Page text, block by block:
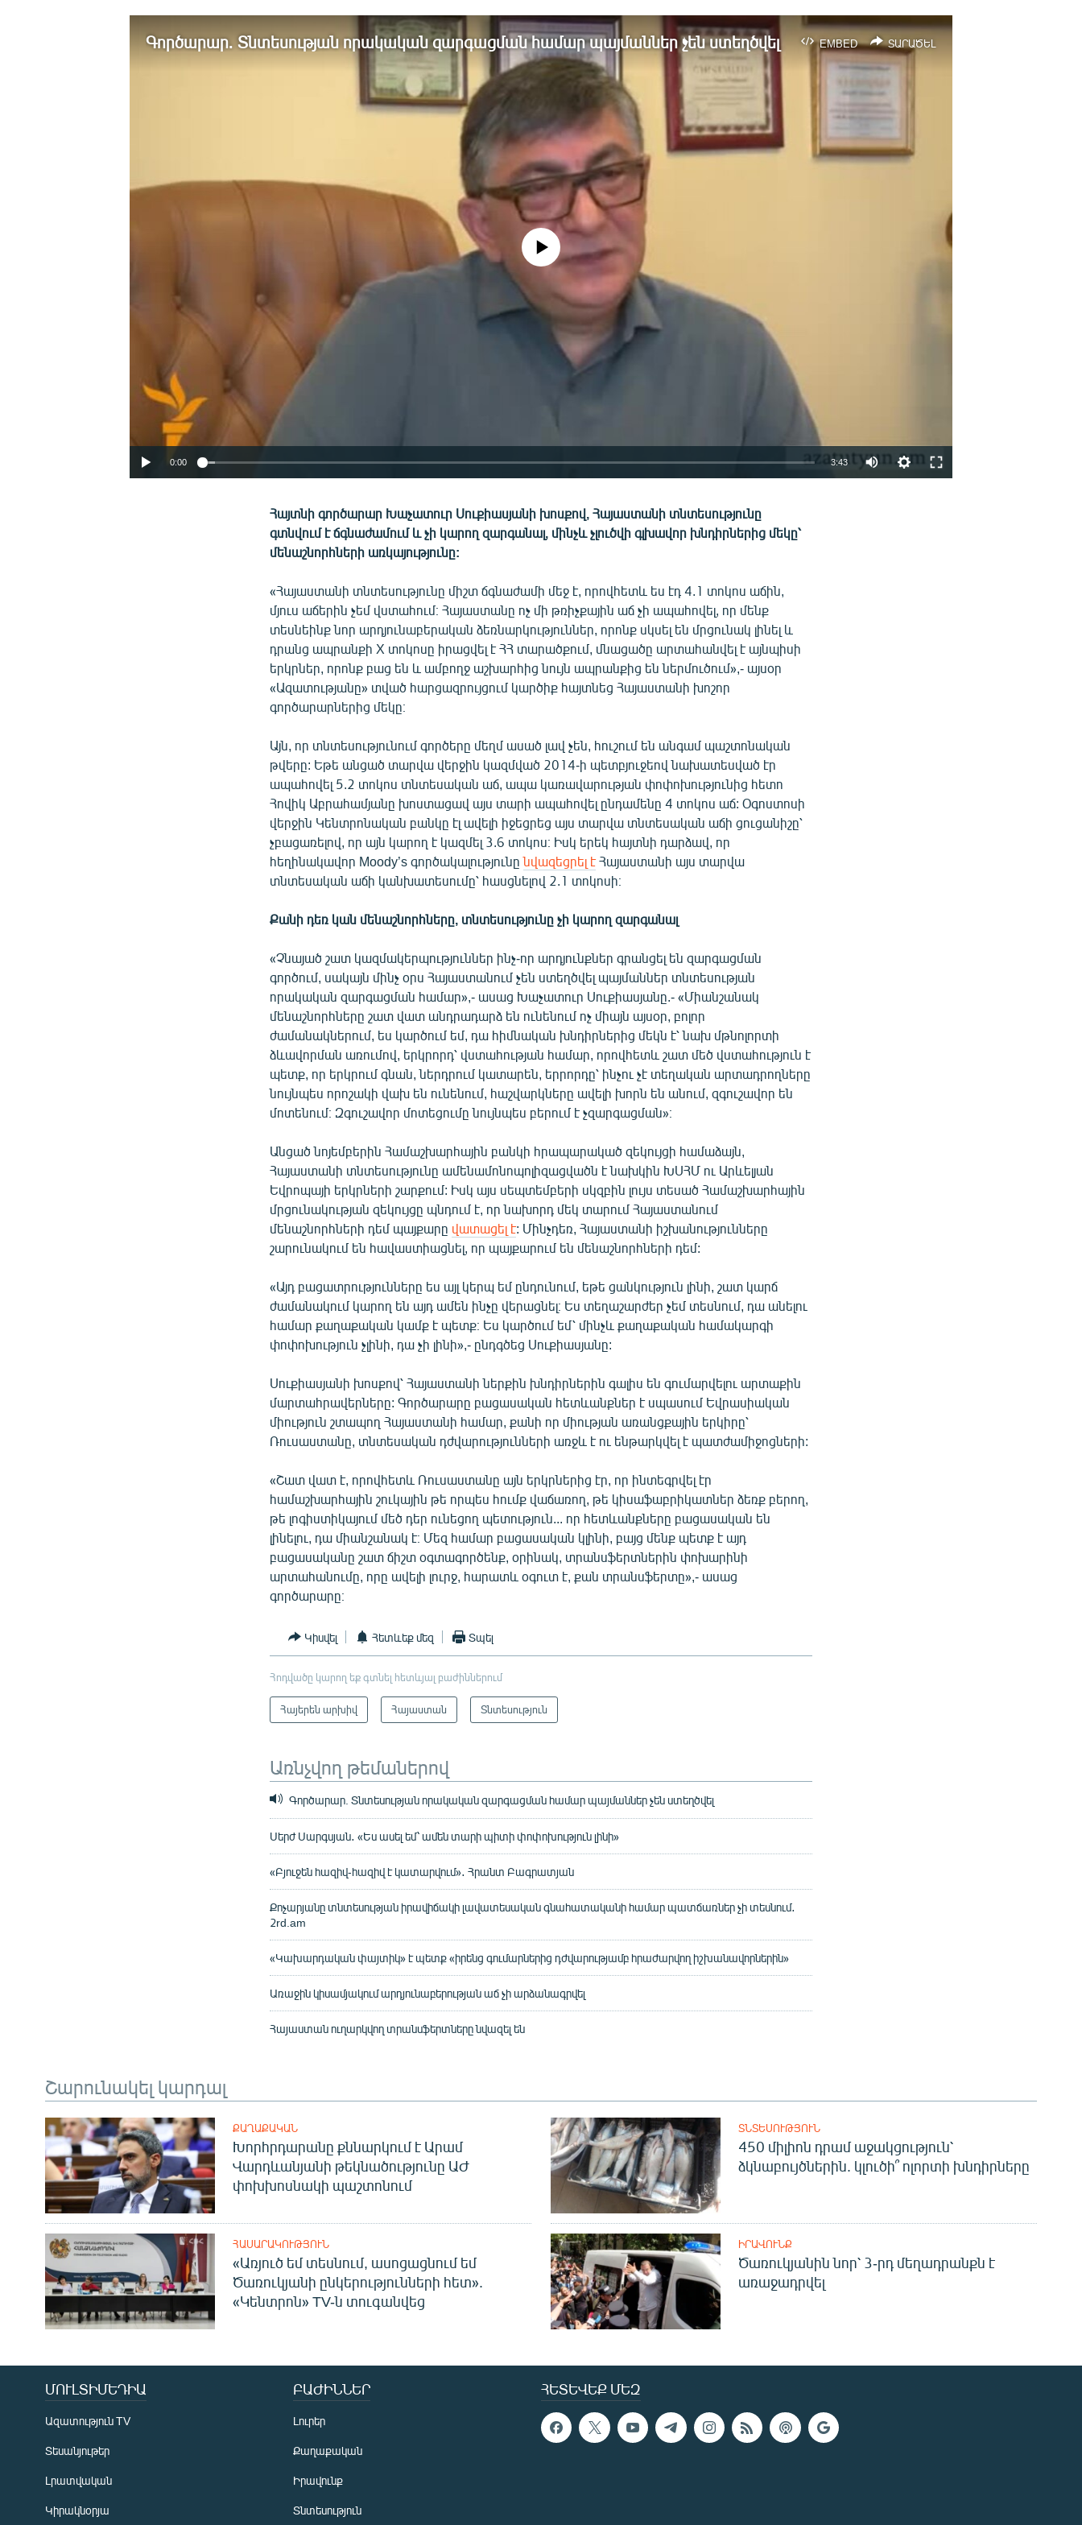
EMBED ՏԱՐԱԾԵԼ
Գործարար. Տնտեսության որակական զարգացման համար պայմաններ չեն ստեղծվել
No media source currently available
0:00 3:43
Հայտնի գործարար Խաչատուր Սուքիասյանի խոսքով, Հայաստանի տնտեսությունը
գտնվում է ճգնաժամում և չի կարող զարգանալ, մինչև չլուծվի գլխավոր խնդիրներից մեկը՝
մենաշնորհների առկայությունը:
«Հայաստանի տնտեսությունը միշտ ճգնաժամի մեջ է, որովհետև ես էդ 4.1 տոկոս աճին,
մյուս աճերին չեմ վստահում։ Հայաստանը ոչ մի թռիչքային աճ չի ապահովել, որ մենք
տեսնեինք նոր արդյունաբերական ձեռնարկություններ, որոնք սկսել են մրցունակ լինել և
դրանց ապրանքի X տոկոսը իրացվել է ՀՀ տարածքում, մնացածը արտահանվել է այնպիսի
երկրներ, որոնք բաց են և ամբողջ աշխարհից նույն ապրանքից են ներմուծում»,- այսօր
«Ազատությանը» տված հարցազրույցում կարծիք հայտնեց Հայաստանի խոշոր
գործարարներից մեկը։
Այն, որ տնտեսությունում գործերը մեղմ ասած լավ չեն, հուշում են անգամ պաշտոնական
թվերը: Եթե անցած տարվա վերջին կազմված 2014-ի պետբյուջեով նախատեսված էր
ապահովել 5.2 տոկոս տնտեսական աճ, ապա կառավարության փոփոխությունից հետո
Հովիկ Աբրահամյանը խոստացավ այս տարի ապահովել ընդամենը 4 տոկոս աճ: Օգոստոսի
վերջին Կենտրոնական բանկը էլ ավելի իջեցրեց այս տարվա տնտեսական աճի ցուցանիշը՝
չբացառելով, որ այն կարող է կազմել 3.6 տոկոս։ Իսկ երեկ հայտնի դարձավ, որ
հեղինակավոր Moody’s գործակալությունընվազեցրել էՀայաստանի այս տարվա
տնտեսական աճի կանխատեսումը՝ հասցնելով 2.1 տոկոսի։
Քանի դեռ կան մենաշնորհները, տնտեսությունը չի կարող զարգանալ
«Չնայած շատ կազմակերպություններ ինչ-որ արդյունքներ գրանցել են զարգացման
գործում, սակայն մինչ օրս Հայաստանում չեն ստեղծվել պայմաններ տնտեսության
որակական զարգացման համար»,- ասաց Խաչատուր Սուքիասյանը.- «Միանշանակ
մենաշնորհները շատ վատ անդրադարձ են ունենում ոչ միայն այսօր, բոլոր
ժամանակներում, ես կարծում եմ, դա հիմնական խնդիրներից մեկն է՝ նախ մթնոլորտի
ձևավորման առումով, երկրորդ՝ վստահության համար, որովհետև շատ մեծ վստահություն է
պետք, որ երկրում գնան, ներդրում կատարեն, երրորդը՝ ինչու չէ տեղական արտադրողները
նույնպես որոշակի վախ են ունենում, հաշվարկները ավելի խորն են անում, զգուշավոր են
մոտենում։ Զգուշավոր մոտեցումը նույնպես բերում է չզարգացման»։
Անցած նոյեմբերին Համաշխարհային բանկի հրապարակած զեկույցի համաձայն,
Հայաստանի տնտեսությունը ամենամոնոպոլիզացվածն է նախկին ԽՍՀՄ ու Արևելյան
Եվրոպայի երկրների շարքում: Իսկ այս սեպտեմբերի սկզբին լույս տեսած Համաշխարհային
մրցունակության զեկույցը պնդում է, որ նախորդ մեկ տարում Հայաստանում
մենաշնորհների դեմ պայքարը վատացել է: Մինչդեռ, Հայաստանի իշխանությունները
շարունակում են հավաստիացնել, որ պայքարում են մենաշնորհների դեմ:
«Այդ բացատրությունները ես այլ կերպ եմ ընդունում, եթե ցանկություն լինի, շատ կարճ
ժամանակում կարող են այդ ամեն ինչը վերացնել։ Ես տեղաշարժեր չեմ տեսնում, դա անելու
համար քաղաքական կամք է պետք։ Ես կարծում եմ՝ մինչև քաղաքական համակարգի
փոփոխություն չլինի, դա չի լինի»,- ընդգծեց Սուքիասյանը:
Սուքիասյանի խոսքով՝ Հայաստանի ներքին խնդիրներին գալիս են գումարվելու արտաքին
մարտահրավերները: Գործարարը բացասական հետևանքներ է սպասում Եվրասիական
միություն շտապող Հայաստանի համար, քանի որ միության առանցքային երկիրը՝
Ռուսաստանը, տնտեսական դժվարությունների առջև է ու ենթարկվել է պատժամիջոցների:
«Շատ վատ է, որովհետև Ռուսաստանը այն երկրներից էր, որ ինտեգրվել էր
համաշխարհային շուկային թե որպես հումք վաճառող, թե կիսաֆաբրիկատներ ձեռք բերող,
թե լոգիստիկայում մեծ դեր ունեցող պետություն... որ հետևանքները բացասական են
լինելու, դա միանշանակ է։ Մեզ համար բացասական կլինի, բայց մենք պետք է այդ
բացասականը շատ ճիշտ օգտագործենք, օրինակ, տրանսֆերտներին փոխարինի
արտահանումը, որը ավելի լուրջ, հարատև օգուտ է, քան տրանսֆերտը»,- ասաց
գործարարը։
Կիսվել Հետևեք մեզ Տպել
Հոդվածը կարող եք գտնել հետևյալ բաժիններում
Հայերեն արխիվ Հայաստան Տնտեսություն
Առնչվող թեմաներով
Գործարար. Տնտեսության որակական զարգացման համար պայմաններ չեն ստեղծվել
Սերժ Սարգսյան․ «Ես ասել եմ՝ ամեն տարի պիտի փոփոխություն լինի»
«Բյուջեն հազիվ-հազիվ է կատարվում»․ Հրանտ Բագրատյան
Քոչարյանը տնտեսության իրավիճակի լավատեսական գնահատականի համար պատճառներ չի տեսնում․
2rd.am
«Կախարդական փայտիկ» է պետք «իրենց գումարներից դժվարությամբ հրաժարվող իշխանավորներին»
Առաջին կիսամյակում արդյունաբերության աճ չի արձանագրվել
Հայաստան ուղարկվող տրանսֆերտները նվազել են
Շարունակել կարդալ
ՔԱՂԱՔԱԿԱՆ
Խորհրդարանը քննարկում է Արամ
Վարդևանյանի թեկնածությունը ԱԺ
փոխխոսնակի պաշտոնում
ՏՆՏԵՍՈՒԹՅՈՒՆ
450 միլիոն դրամ աջակցություն՝
ձկնաբույծներին. կլուծի՞ ոլորտի խնդիրները
ՀԱՍԱՐԱԿՈՒԹՅՈՒՆ
«Առյուծ եմ տեսնում, ասոցացնում եմ
Ծառուկյանի ընկերությունների հետ».
«Կենտրոն» TV-ն տուգանվեց
ԻՐԱՎՈՒՆՔ
Ծառուկյանին նոր՝ 3-րդ մեղադրանքն է
առաջադրվել
ՀԵՏԵՎԵՔ ՄԵԶ
ՄՈՒԼՏԻՄԵԴԻԱ
Ազատություն TV
Տեսանյութեր
Լրատվական
Կիրակնօրյա
ԲԱԺԻՆՆԵՐ
Լուրեր
Քաղաքական
Իրավունք
Տնտեսություն